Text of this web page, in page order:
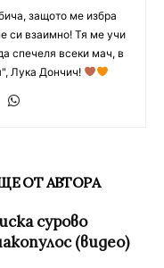
защото ме избра
си взаимно! Тя ме учи
спечеля всеки мач, в
Лука Дончич!
ОТ АВТОРА
сурово
(видео)